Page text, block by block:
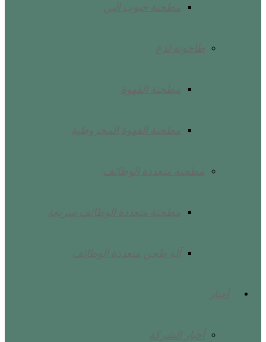
مطحنة حبوب البن
طاحونة لدغ
مطحنة القهوة
مطحنة القهوة المخروطية
مطحنة متعددة الوظائف
مطحنة متعددة الوظائف سريعة
آلة طحن متعددة الوظائف
أخبار
أخبار الشركة